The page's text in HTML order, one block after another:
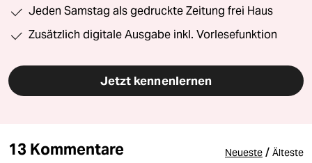
Jeden Samstag als gedruckte Zeitung frei Haus
Zusätzlich digitale Ausgabe inkl. Vorlesefunktion
Jetzt kennenlernen
13 Kommentare Neueste / Älteste